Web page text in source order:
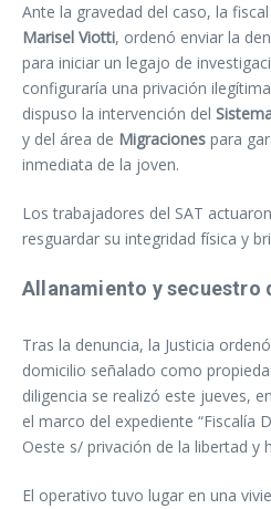
Ante la gravedad del caso, la
Marisel Viotti, ordenó enviar la
para iniciar un legajo de
configuraría una privación
dispuso la intervención del
y del área de Migraciones para
inmediata de la joven.
Los trabajadores del SAT
resguardar su integridad física y
Allanamiento y secuestro
Tras la denuncia, la Justicia
domicilio señalado como
diligencia se realizó este jueves,
el marco del expediente “Fiscalía
Oeste s/ privación de la libertad y
El operativo tuvo lugar en una